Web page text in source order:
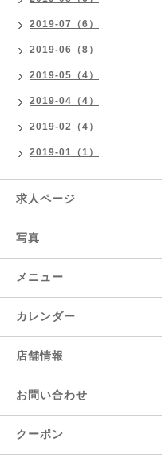
2019-07（6）
2019-06（8）
2019-05（4）
2019-04（4）
2019-02（4）
2019-01（1）
求人ページ
写真
メニュー
カレンダー
店舗情報
お問い合わせ
クーポン